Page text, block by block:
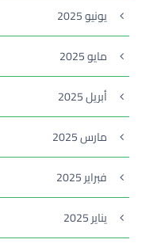
يونيو 2025
مايو 2025
أبريل 2025
مارس 2025
فبراير 2025
يناير 2025